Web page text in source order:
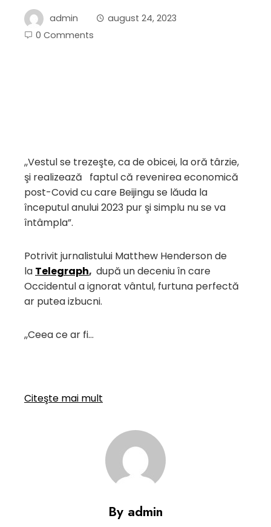
admin
august 24, 2023
0 Comments
,,Vestul se trezeşte, ca de obicei, la oră târzie,
şi realizează faptul că revenirea economică
post-Covid cu care Beijingu se lăuda la
începutul anului 2023 pur şi simplu nu se va
întâmpla”.
Potrivit jurnalistului Matthew Henderson de
la Telegraph, după un deceniu în care
Occidentul a ignorat vântul, furtuna perfectă
ar putea izbucni.
,,Ceea ce ar fi…
Citeşte mai mult
By admin